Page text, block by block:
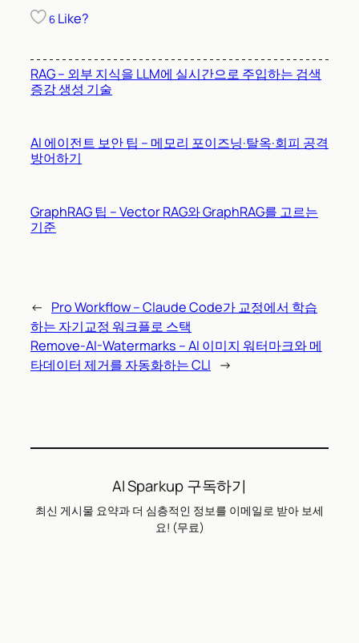
6 Like?
RAG – 외부 지식을 LLM에 실시간으로 주입하는 검색
증강 생성 기술
AI 에이전트 보안 팁 – 메모리 포이즈닝·탈옥·회피 공격
방어하기
GraphRAG 팁 – Vector RAG와 GraphRAG를 고르는
기준
← Pro Workflow – Claude Code가 교정에서 학습
하는 자기교정 워크플로 스택
Remove-AI-Watermarks – AI 이미지 워터마크와 메
타데이터 제거를 자동화하는 CLI →
AI Sparkup 구독하기
최신 게시물 요약과 더 심층적인 정보를 이메일로 받아 보세
요! (무료)